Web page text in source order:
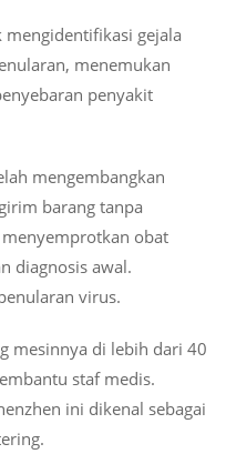
gejala
menemukan
penyakit
mengembangkan
barang tanpa
obat
diagnosis awal.
virus.
mesinnya di lebih dari 40
staf medis.
ini dikenal sebagai